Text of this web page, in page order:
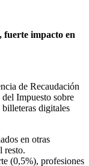
fuerte impacto en
de Recaudación
Impuesto sobre
digitales
en otras
resto.
(0,5%), profesiones